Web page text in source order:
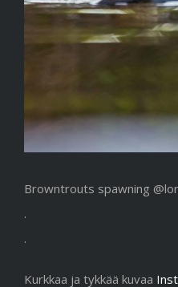
Browntrouts spawning
.
.
Kurkkaa ja tykkää kuvaa